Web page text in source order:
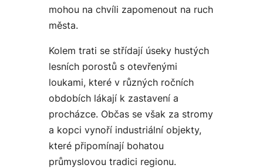
mohou na chvíli zapomenout na ruch
města.
Kolem trati se střídají úseky hustých
lesních porostů s otevřenými
loukami, které v různých ročních
obdobích lákají k zastavení a
procházce. Občas se však za stromy
a kopci vynoří industriální objekty,
které připomínají bohatou
průmyslovou tradici regionu.